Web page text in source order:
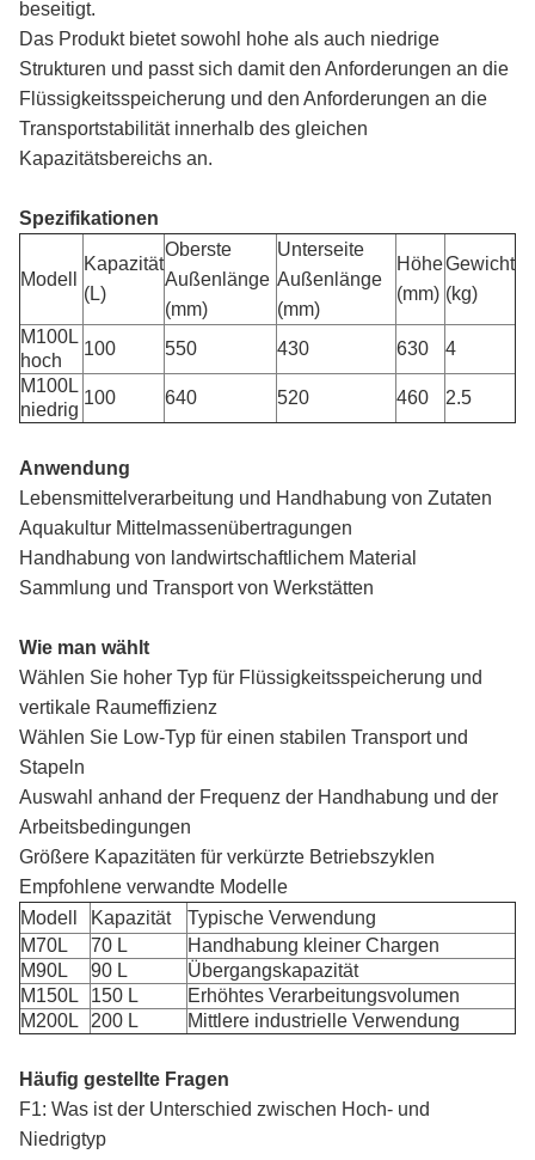
beseitigt.
Das Produkt bietet sowohl hohe als auch niedrige
Strukturen und passt sich damit den Anforderungen an die
Flüssigkeitsspeicherung und den Anforderungen an die
Transportstabilität innerhalb des gleichen
Kapazitätsbereichs an.
Spezifikationen
Modell
Kapazität
(L)
Oberste
Außenlänge
(mm)
Unterseite
Außenlänge
(mm)
Höhe
(mm)
Gewicht
(kg)
M100L
hoch
100 550 430 630
4
M100L
niedrig
100 640 520 460 2.5
Anwendung
Lebensmittelverarbeitung und Handhabung von Zutaten
Aquakultur Mittelmassenübertragungen
Handhabung von landwirtschaftlichem Material
Sammlung und Transport von Werkstätten
Wie man wählt
Wählen Sie hoher Typ für Flüssigkeitsspeicherung und
vertikale Raumeffizienz
Wählen Sie Low-Typ für einen stabilen Transport und
Stapeln
Auswahl anhand der Frequenz der Handhabung und der
Arbeitsbedingungen
Größere Kapazitäten für verkürzte Betriebszyklen
Empfohlene verwandte Modelle
Modell
Kapazität
Typische Verwendung
M70L
70 L
Handhabung kleiner Chargen
M90L
90 L
Übergangskapazität
M150L
150 L
Erhöhtes Verarbeitungsvolumen
M200L
200 L Mittlere industrielle Verwendung
Häufig gestellte Fragen
F1: Was ist der Unterschied zwischen Hoch- und
Niedrigtyp